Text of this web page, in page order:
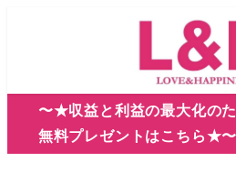
コ
〜★収益と利益の最大化のた
無料プレゼントはこちら★〜